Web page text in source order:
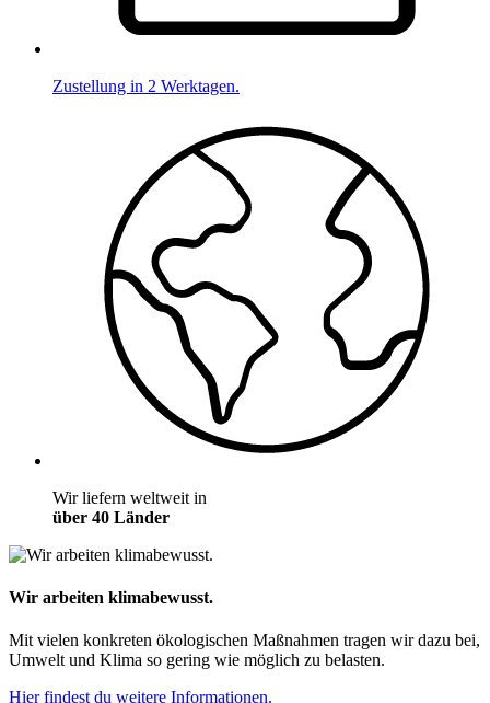
Zustellung in 2 Werktagen.
Wir liefern weltweit in
über 40 Länder
Wir arbeiten klimabewusst.
Mit vielen konkreten ökologischen Maßnahmen tragen wir dazu bei,
Umwelt und Klima so gering wie möglich zu belasten.
Hier findest du weitere Informationen.